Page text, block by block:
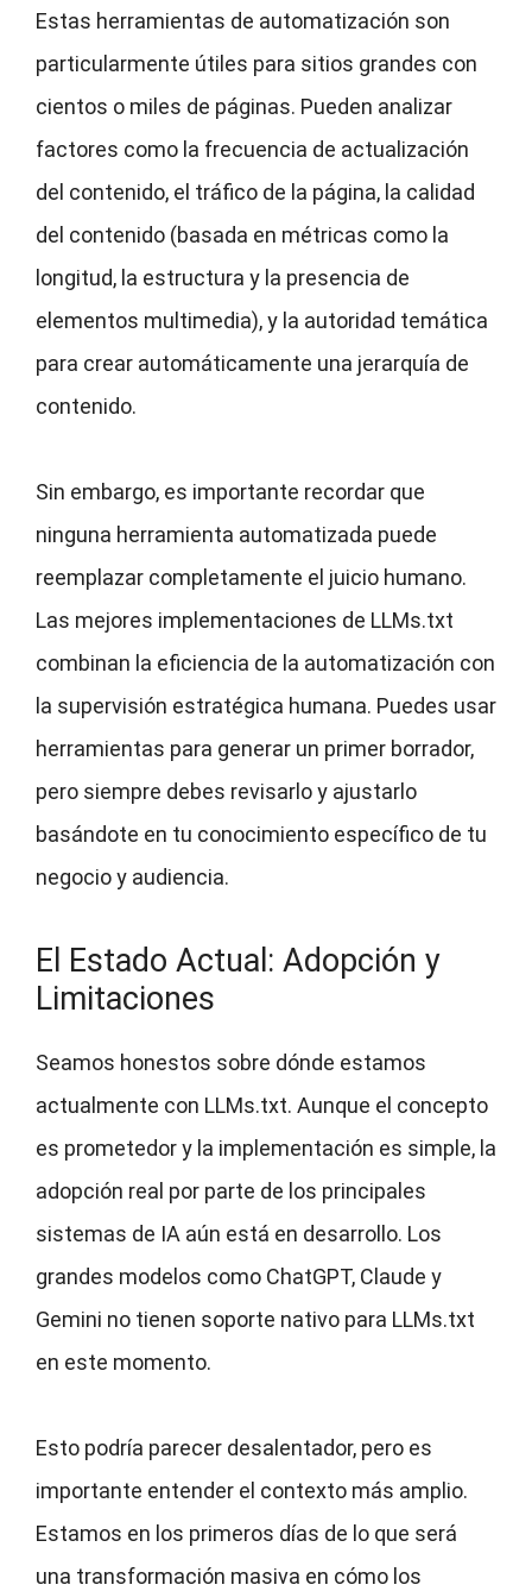
Estas herramientas de automatización son
particularmente útiles para sitios grandes con
cientos o miles de páginas. Pueden analizar
factores como la frecuencia de actualización
del contenido, el tráfico de la página, la calidad
del contenido (basada en métricas como la
longitud, la estructura y la presencia de
elementos multimedia), y la autoridad temática
para crear automáticamente una jerarquía de
contenido.
Sin embargo, es importante recordar que
ninguna herramienta automatizada puede
reemplazar completamente el juicio humano.
Las mejores implementaciones de LLMs.txt
combinan la eficiencia de la automatización con
la supervisión estratégica humana. Puedes usar
herramientas para generar un primer borrador,
pero siempre debes revisarlo y ajustarlo
basándote en tu conocimiento específico de tu
negocio y audiencia.
El Estado Actual: Adopción y
Limitaciones
Seamos honestos sobre dónde estamos
actualmente con LLMs.txt. Aunque el concepto
es prometedor y la implementación es simple, la
adopción real por parte de los principales
sistemas de IA aún está en desarrollo. Los
grandes modelos como ChatGPT, Claude y
Gemini no tienen soporte nativo para LLMs.txt
en este momento.
Esto podría parecer desalentador, pero es
importante entender el contexto más amplio.
Estamos en los primeros días de lo que será
una transformación masiva en cómo los